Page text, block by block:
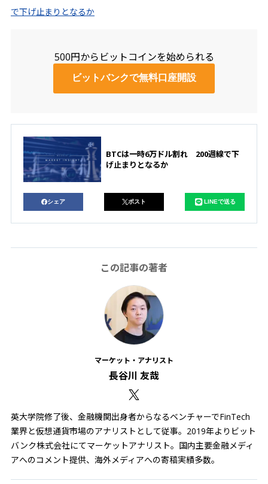
で下げ止まりとなるか
500円からビットコインを始められる
ビットバンクで無料口座開設
BTCは一時6万ドル割れ 200週線で下
げ止まりとなるか
シェア ポスト LINEで送る
この記事の著者
マーケット・アナリスト
長谷川 友哉
英大学院修了後、金融機関出身者からなるベンチャーでFinTech
業界と仮想通貨市場のアナリストとして従事。2019年よりビット
バンク株式会社にてマーケットアナリスト。国内主要金融メディ
アへのコメント提供、海外メディアへの寄稿実績多数。